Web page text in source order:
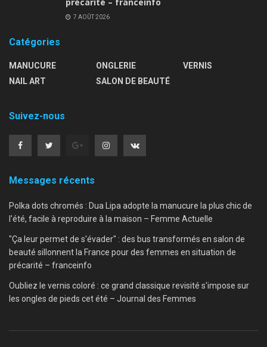
7 AOÛT 2026
Catégories
MANUCURE
NAIL ART
ONGLERIE
SALON DE BEAUTÉ
VERNIS
Suivez-nous
Messages récents
Polka dots chromés : Dua Lipa adopte la manucure la plus chic de
l'été, facile à reproduire à la maison – Femme Actuelle
"Ça leur permet de s'évader" : des bus transformés en salon de
beauté sillonnent la France pour des femmes en situation de
précarité – franceinfo
Oubliez le vernis coloré : ce grand classique revisité s'impose sur
les ongles de pieds cet été – Journal des Femmes